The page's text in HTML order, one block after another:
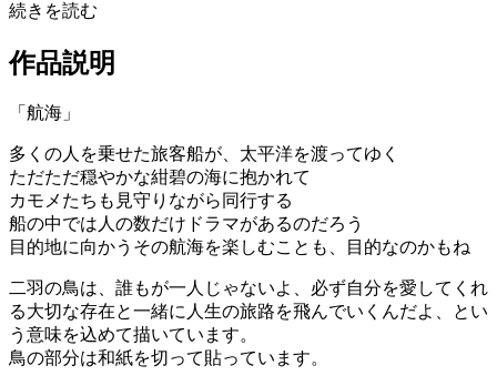
続きを読む
作品説明
「航海」
多くの人を乗せた旅客船が、太平洋を渡ってゆく
ただただ穏やかな紺碧の海に抱かれて
カモメたちも見守りながら同行する
船の中では人の数だけドラマがあるのだろう
目的地に向かうその航海を楽しむことも、目的なのかもね
二羽の鳥は、誰もが一人じゃないよ、必ず自分を愛してくれ
る大切な存在と一緒に人生の旅路を飛んでいくんだよ、とい
う意味を込めて描いています。
鳥の部分は和紙を切って貼っています。